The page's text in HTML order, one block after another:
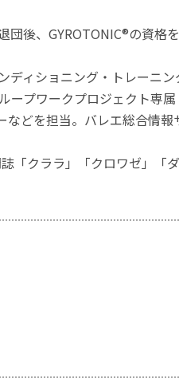
団後、GYROTONIC®の資格
ディショニング・トレーニ
ープワークプロジェクト専
どを担当。バレエ総合情報
「クララ」「クロワゼ」